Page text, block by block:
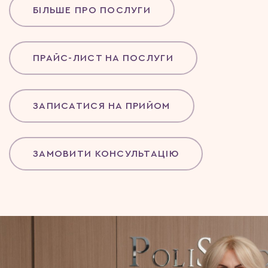
БІЛЬШЕ ПРО ПОСЛУГИ
ПРАЙС-ЛИСТ НА ПОСЛУГИ
ЗАПИСАТИСЯ НА ПРИЙОМ
ЗАМОВИТИ КОНСУЛЬТАЦІЮ